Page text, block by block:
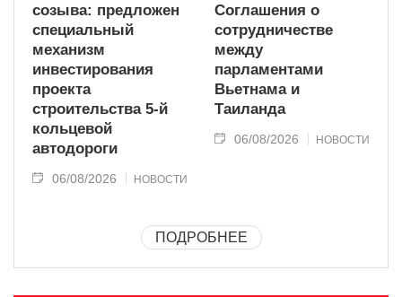
созыва: предложен
специальный
механизм
инвестирования
проекта
строительства 5-й
кольцевой
автодороги
06/08/2026 НОВОСТИ
Соглашения о
сотрудничестве
между
парламентами
Вьетнама и
Таиланда
06/08/2026 НОВОСТИ
ПОДРОБНЕЕ